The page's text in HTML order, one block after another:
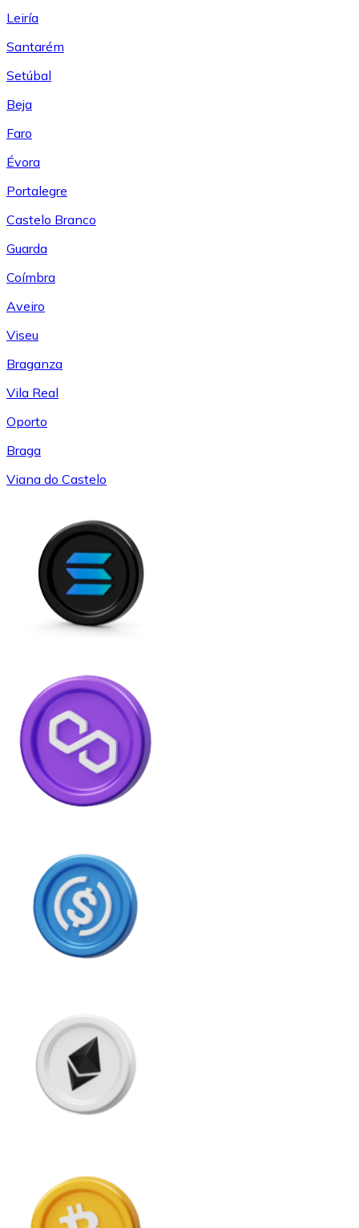
Leiría
Santarém
Setúbal
Beja
Faro
Évora
Portalegre
Castelo Branco
Guarda
Coímbra
Aveiro
Viseu
Braganza
Vila Real
Oporto
Braga
Viana do Castelo